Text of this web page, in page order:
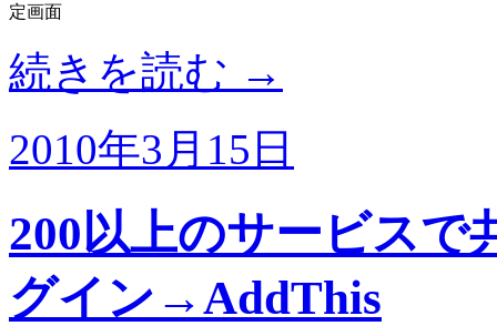
定画面
続きを読む →
2010年3月15日
200以上のサービスで
グイン→AddThis